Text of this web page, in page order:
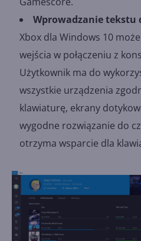
Wprowadzanie tekstu
Xbox dla Windows 10
wejścia w połączeniu z
Użytkownik ma do
wszystkie urządzenia
klawiaturę, ekrany
wygodne rozwiązanie do
otrzyma wsparcie dla